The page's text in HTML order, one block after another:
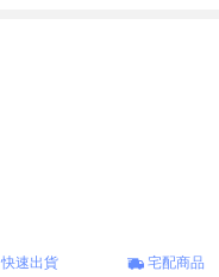
快速出貨
宅配商品